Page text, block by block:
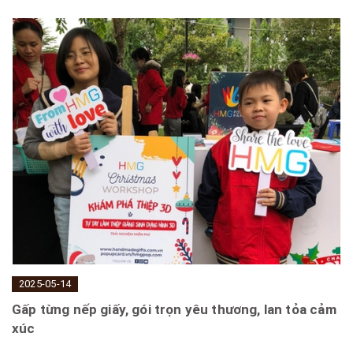
2025-05-14
Gấp từng nếp giấy, gói trọn yêu thương, lan tỏa cảm
xúc